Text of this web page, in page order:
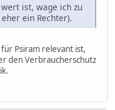
ist, wage ich zu
ein Rechter).
Psiram relevant ist,
den Verbraucherschutz